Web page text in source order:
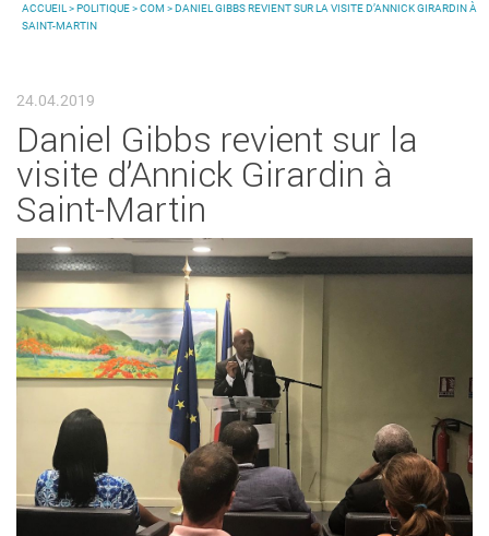
VOUS ÊTES ICI
ACCUEIL >POLITIQUE>COM > DANIEL GIBBS REVIENT SUR LA VISITE D’ANNICK GIRARDIN À
SAINT-MARTIN
24.04.2019
Daniel Gibbs revient sur la
visite d’Annick Girardin à
Saint-Martin